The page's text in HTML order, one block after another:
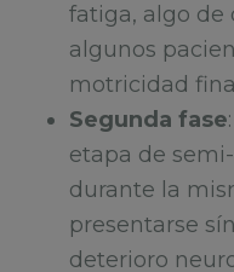
fatiga, algo de
algunos
motricidad
Segunda fase
etapa de
durante la
presentarse
deterioro